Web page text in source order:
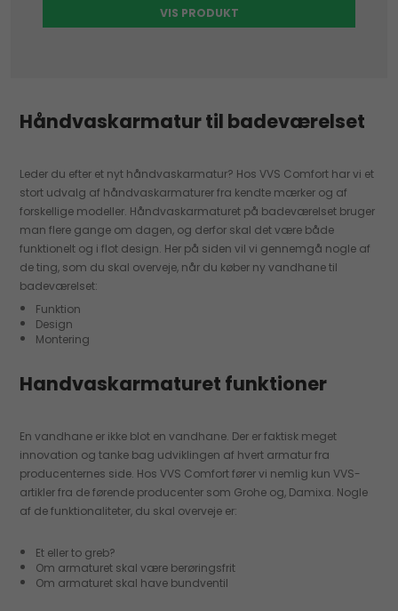
VIS PRODUKT
Håndvaskarmatur til badeværelset
Leder du efter et nyt håndvaskarmatur? Hos VVS Comfort har vi et
stort udvalg af håndvaskarmaturer fra kendte mærker og af
forskellige modeller. Håndvaskarmaturet på badeværelset bruger
man flere gange om dagen, og derfor skal det være både
funktionelt og i flot design. Her på siden vil vi gennemgå nogle af
de ting, som du skal overveje, når du køber ny vandhane til
badeværelset:
Funktion
Design
Montering
Handvaskarmaturet funktioner
En vandhane er ikke blot en vandhane. Der er faktisk meget
innovation og tanke bag udviklingen af hvert armatur fra
producenternes side. Hos VVS Comfort fører vi nemlig kun VVS-
artikler fra de førende producenter som Grohe og, Damixa. Nogle
af de funktionaliteter, du skal overveje er:
Et eller to greb?
Om armaturet skal være berøringsfrit
Om armaturet skal have bundventil